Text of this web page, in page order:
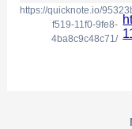
https://quicknote.io/
f519-11f0-9fe8-
4ba8c9c48c71/